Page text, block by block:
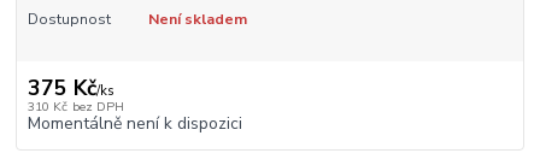
Dostupnost Není skladem
375 Kč/ks
310 Kč bez DPH
Momentálně není k dispozici